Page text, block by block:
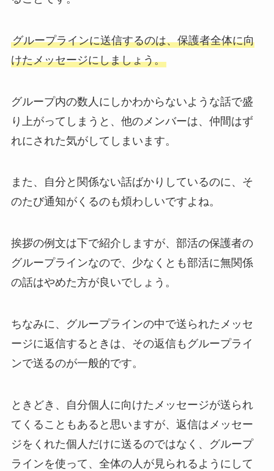
グループラインに送信するのは、保護者全体に向
けたメッセージにしましょう。
グループ内の数人にしかわからないような話で盛
り上がってしまうと、他のメンバーは、仲間はず
れにされた気がしてしまいます。
また、自分と関係ない話ばかりしているのに、そ
のたび通知がくるのも煩わしいですよね。
挨拶の例文は下で紹介しますが、部活の保護者の
グループラインなので、少なくとも部活に無関係
の話はやめた方が良いでしょう。
ちなみに、グループラインの中で送られたメッセ
ージに返信するときは、その返信もグループライ
ンで送るのが一般的です。
ときどき、自分個人に向けたメッセージが送られ
てくることもあると思いますが、返信はメッセー
ジをくれた個人だけに送るのではなく、グループ
ラインを使って、全体の人が見られるようにして